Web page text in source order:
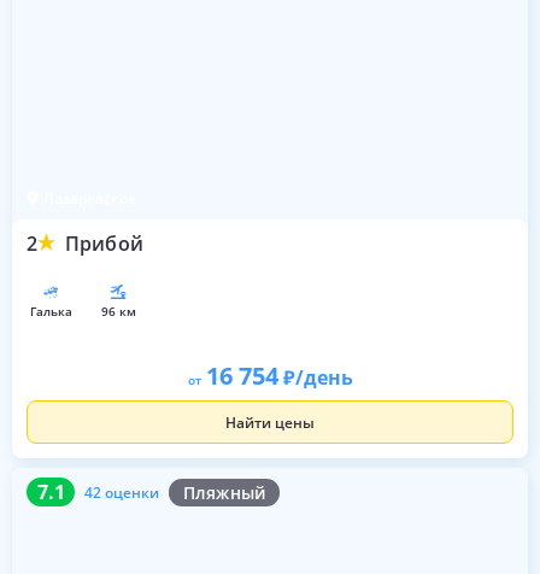
2 Прибой
галька 96 км
от 16 754 /день
Найти цены
7.1 42 оценки Пляжный
7.1 42 оценки